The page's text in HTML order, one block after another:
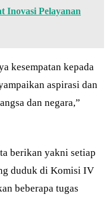
Inovasi Pelayanan
kesempatan kepada
aspirasi dan
dan negara,”
berikan yakni setiap
duduk di Komisi IV
beberapa tugas